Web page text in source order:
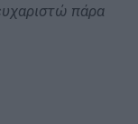
πάρα